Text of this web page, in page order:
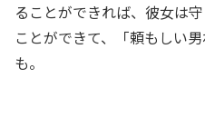
ることができれば、彼女は
ことができて、「頼もしい
も。